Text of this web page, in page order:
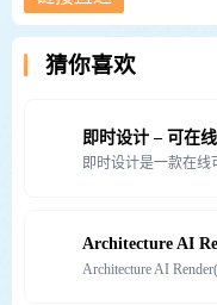
猜你喜欢